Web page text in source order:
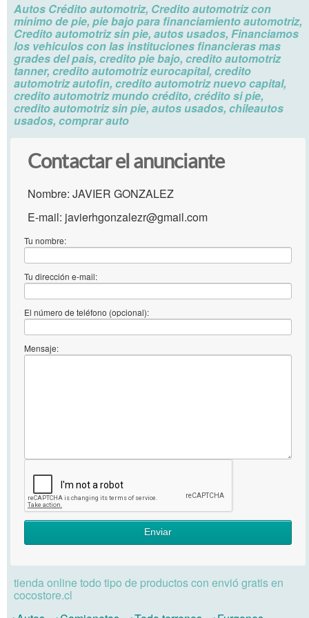
Autos Crédito automotriz, Credito automotriz con
mínimo de pie, pie bajo para financiamiento automotriz,
Credito automotriz sin pie, autos usados, Financiamos
los vehiculos con las instituciones financieras mas
grades del pais, credito pie bajo, credito automotriz
tanner, credito automotriz eurocapital, credito
automotriz autofin, credito automotriz nuevo capital,
credito automotriz mundo crédito, crédito si pie,
credito automotriz sin pie, autos usados, chileautos
usados, comprar auto
Contactar el anunciante
Nombre: JAVIER GONZALEZ
E-mail: javierhgonzalezr@gmail.com
Tu nombre:
Tu dirección e-mail:
El número de teléfono (opcional):
Mensaje:
Enviar
tienda online todo tipo de productos con envió gratis en
cocostore.cl